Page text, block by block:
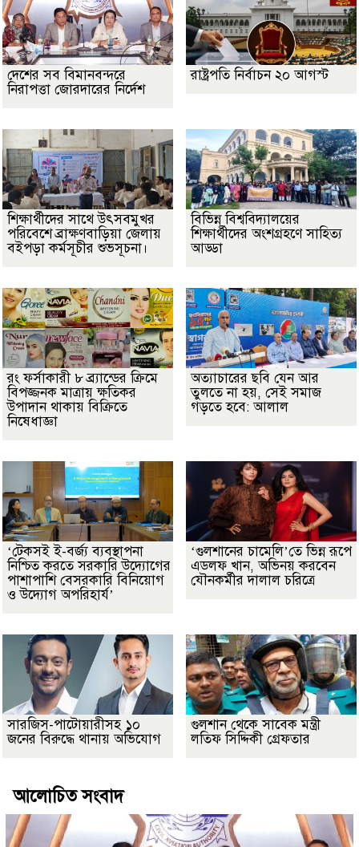
দেশের সব বিমানবন্দরে
নিরাপত্তা জোরদারের নির্দেশ
রাষ্ট্রপতি নির্বাচন ২০ আগস্ট
শিক্ষার্থীদের সাথে উৎসবমুখর
পরিবেশে ব্রাক্ষণবাড়িয়া জেলায়
বইপড়া কর্মসূচীর শুভসূচনা।
বিভিন্ন বিশ্ববিদ্যালয়ের
শিক্ষার্থীদের অংশগ্রহণে সাহিত্য
আড্ডা
রং ফর্সাকারী ৮ ব্র্যান্ডের ক্রিমে
বিপজ্জনক মাত্রায় ক্ষতিকর
উপাদান থাকায় বিক্রিতে
নিষেধাজ্ঞা
অত্যাচারের ছবি যেন আর
তুলতে না হয়, সেই সমাজ
গড়তে হবে: আলাল
‘টেকসই ই-বর্জ্য ব্যবস্থাপনা
নিশ্চিত করতে সরকারি উদ্যোগের
পাশাপাশি বেসরকারি বিনিয়োগ
ও উদ্যোগ অপরিহার্য’
‘গুলশানের চামেলি’তে ভিন্ন রূপে
এডলফ খান, অভিনয় করবেন
যৌনকর্মীর দালাল চরিত্রে
সারজিস-পাটোয়ারীসহ ১০
জনের বিরুদ্ধে থানায় অভিযোগ
গুলশান থেকে সাবেক মন্ত্রী
লতিফ সিদ্দিকী গ্রেফতার
আলোচিত সংবাদ